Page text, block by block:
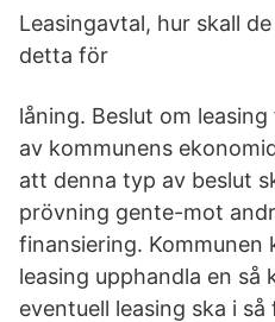
Leasingavtal, hur skall
detta för
låning. Beslut om
av kommunens
att denna typ av beslut
prövning gente-mot
finansiering.
leasing upphandla en så
eventuell leasing ska i